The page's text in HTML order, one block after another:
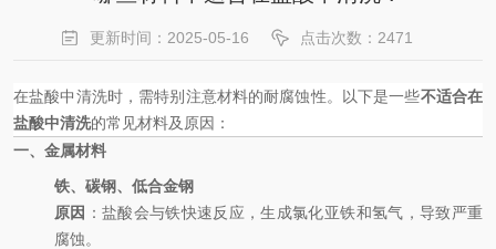
更新时间：2025-05-16 点击次数：2471
在盐酸中清洗时，需特别注意材料的耐腐蚀性。以下是一些不适合在
盐酸中清洗的常见材料及原因：
一、金属材料
铁、碳钢、低合金钢
原因 ：盐酸会与铁快速反应，生成氯化亚铁和氢气，导致严重
腐蚀。